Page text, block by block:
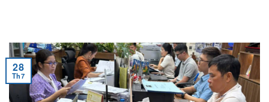
28
Th7